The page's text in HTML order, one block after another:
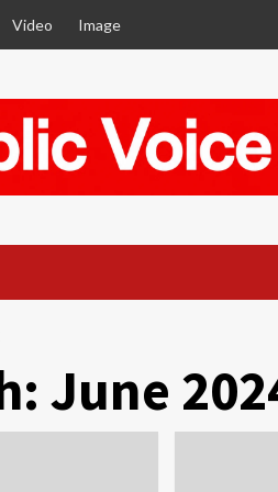
Video Image
June